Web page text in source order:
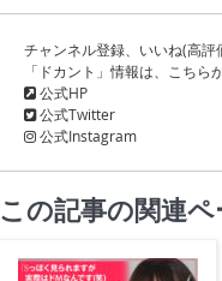
チャンネル登録、いいね(高評
「ドカント」情報は、こちらか
公式HP
公式Twitter
公式Instagram
この記事の関連ペ